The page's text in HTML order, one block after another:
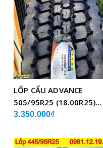
LỐP CẨU ADVANCE
505/95R25 (18.00R25)
GLB05 BỐ THÉP
3.350.000₫